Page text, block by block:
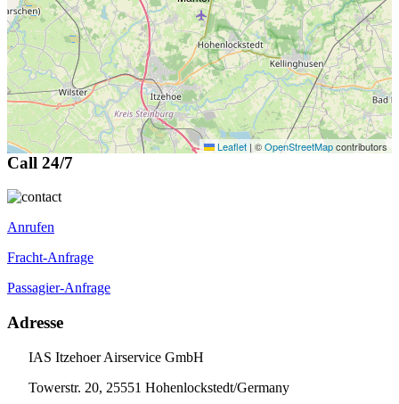
Leaflet | ©OpenStreetMapcontributors
Call 24/7
Anrufen
Fracht-Anfrage
Passagier-Anfrage
Adresse
IAS Itzehoer Airservice GmbH
Towerstr. 20, 25551 Hohenlockstedt/Germany